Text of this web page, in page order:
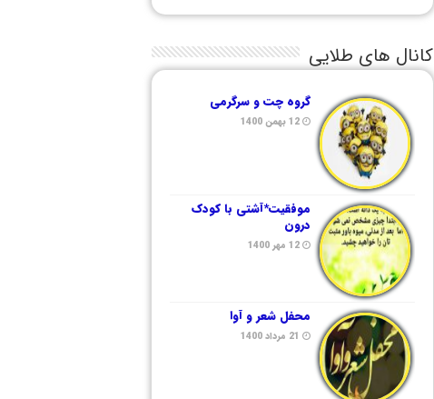
کانال های طلایی
گروه چت و سرگرمی
12 بهمن 1400
موفقیت*آشتی با کودک
درون
12 مهر 1400
محفل شعر و آوا
21 مرداد 1400